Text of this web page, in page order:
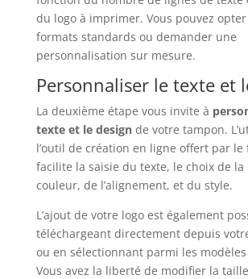
du logo à imprimer. Vous pouvez
formats standards ou demander une
personnalisation sur mesure.
Personnaliser le texte et
La deuxième étape vous invite à
texte et le designde votre tampon.
l’outil de création en ligne offert par
facilite la saisie du texte, le choix de la
couleur, de l’alignement, et du style.
L’ajout de votre logo est également
téléchargeant directement depuis
ou en sélectionnant parmi les
Vous avez la liberté de modifier la